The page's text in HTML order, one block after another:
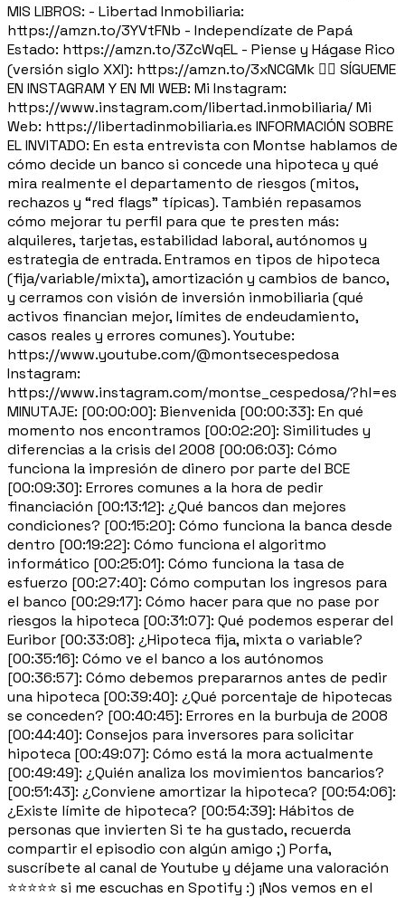
MIS LIBROS: - Libertad Inmobiliaria:
https://amzn.to/3YVtFNb - Independízate de Papá
Estado: https://amzn.to/3ZcWqEL - Piense y Hágase Rico
(versión siglo XXI): https://amzn.to/3xNCGMk 🙋‍♂️ SÍGUEME
EN INSTAGRAM Y EN MI WEB: Mi Instagram:
https://www.instagram.com/libertad.inmobiliaria/ Mi
Web: https://libertadinmobiliaria.es INFORMACIÓN SOBRE
EL INVITADO: En esta entrevista con Montse hablamos de
cómo decide un banco si concede una hipoteca y qué
mira realmente el departamento de riesgos (mitos,
rechazos y “red flags” típicas). También repasamos
cómo mejorar tu perfil para que te presten más:
alquileres, tarjetas, estabilidad laboral, autónomos y
estrategia de entrada. Entramos en tipos de hipoteca
(fija/variable/mixta), amortización y cambios de banco,
y cerramos con visión de inversión inmobiliaria (qué
activos financian mejor, límites de endeudamiento,
casos reales y errores comunes). Youtube:
https://www.youtube.com/@montsecespedosa
Instagram:
https://www.instagram.com/montse_cespedosa/?hl=es
MINUTAJE: [00:00:00]: Bienvenida [00:00:33]: En qué
momento nos encontramos [00:02:20]: Similitudes y
diferencias a la crisis del 2008 [00:06:03]: Cómo
funciona la impresión de dinero por parte del BCE
[00:09:30]: Errores comunes a la hora de pedir
financiación [00:13:12]: ¿Qué bancos dan mejores
condiciones? [00:15:20]: Cómo funciona la banca desde
dentro [00:19:22]: Cómo funciona el algoritmo
informático [00:25:01]: Cómo funciona la tasa de
esfuerzo [00:27:40]: Cómo computan los ingresos para
el banco [00:29:17]: Cómo hacer para que no pase por
riesgos la hipoteca [00:31:07]: Qué podemos esperar del
Euribor [00:33:08]: ¿Hipoteca fija, mixta o variable?
[00:35:16]: Cómo ve el banco a los autónomos
[00:36:57]: Cómo debemos prepararnos antes de pedir
una hipoteca [00:39:40]: ¿Qué porcentaje de hipotecas
se conceden? [00:40:45]: Errores en la burbuja de 2008
[00:44:40]: Consejos para inversores para solicitar
hipoteca [00:49:07]: Cómo está la mora actualmente
[00:49:49]: ¿Quién analiza los movimientos bancarios?
[00:51:43]: ¿Conviene amortizar la hipoteca? [00:54:06]:
¿Existe límite de hipoteca? [00:54:39]: Hábitos de
personas que invierten Si te ha gustado, recuerda
compartir el episodio con algún amigo ;) Porfa,
suscríbete al canal de Youtube y déjame una valoración
⭐⭐⭐⭐⭐ si me escuchas en Spotify :) ¡Nos vemos en el